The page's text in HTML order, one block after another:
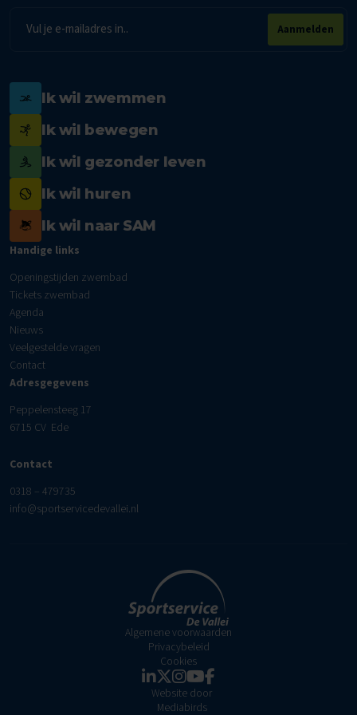
mailadres
Aanmelden
Ik wil zwemmen
Ik wil bewegen
Ik wil gezonder leven
Ik wil huren
Ik wil naar SAM
Handige links
Openingstijden zwembad
Tickets zwembad
Agenda
Nieuws
Veelgestelde vragen
Contact
Adresgegevens
Peppelensteeg 17
6715 CV Ede
Contact
0318 – 479735
info@sportservicedevallei.nl
Algemene voorwaarden
Privacybeleid
Cookies
Website door
Mediabirds